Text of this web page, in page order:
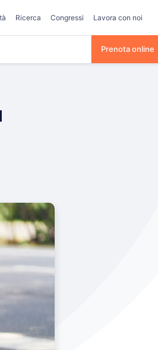
Ricerca Congressi Lavora con noi
Prenota online